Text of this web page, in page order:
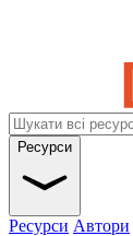
Ресурси
Ресурси Автори